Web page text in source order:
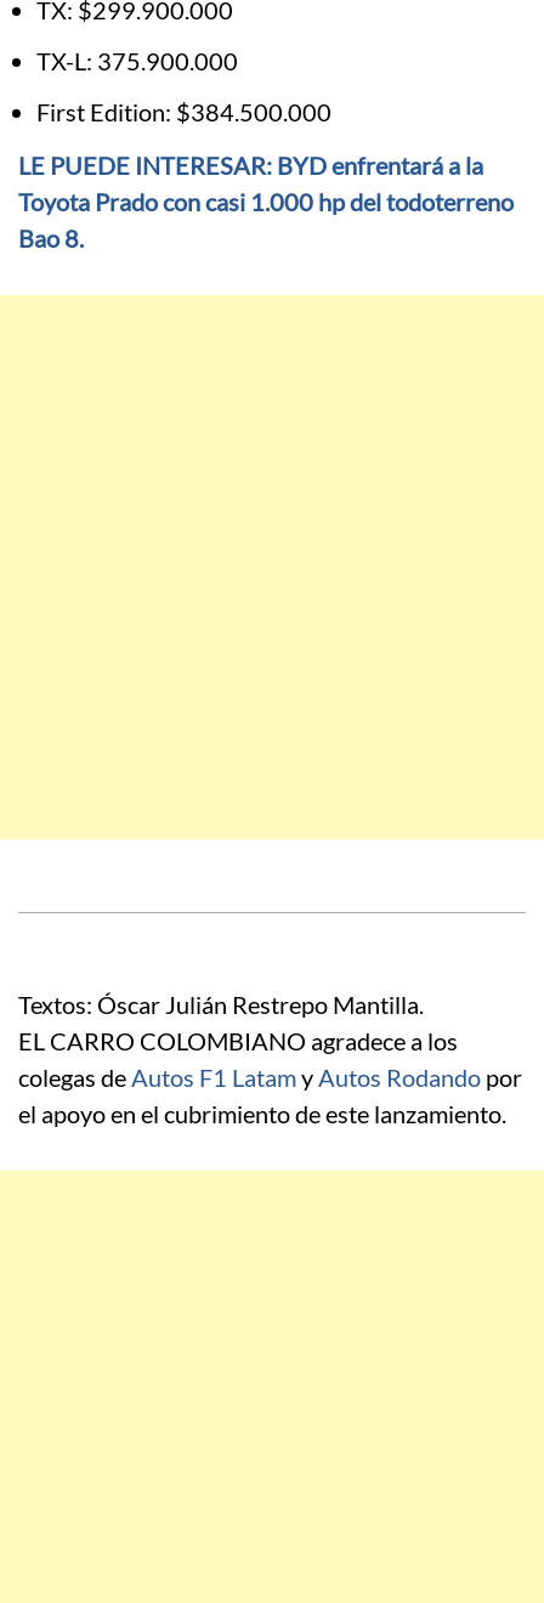
TX: $299.900.000
TX-L: 375.900.000
First Edition: $384.500.000
LE PUEDE INTERESAR: BYD enfrentará a la
Toyota Prado con casi 1.000 hp del todoterreno
Bao 8.
Textos: Óscar Julián Restrepo Mantilla.
EL CARRO COLOMBIANO agradece a los
colegas deAutos F1 LatamyAutos Rodando por
el apoyo en el cubrimiento de este lanzamiento.